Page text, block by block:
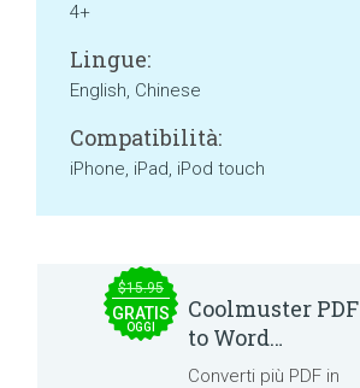
4+
Lingue:
English, Chinese
Compatibilità:
iPhone, iPad, iPod touch
$15.95
GRATIS
OGGI
Coolmuster PDF
to Word
Converter 2.3.3
Converti più PDF in